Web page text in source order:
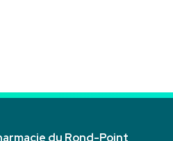
du Rond-Point